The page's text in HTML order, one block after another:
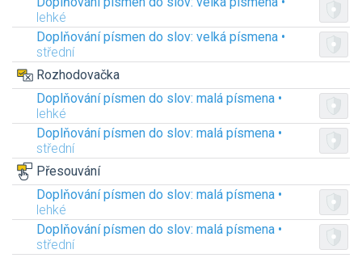
lehké
Doplňování písmen do slov: velká písmena •
střední
Rozhodovačka
Doplňování písmen do slov: malá písmena •
lehké
Doplňování písmen do slov: malá písmena •
střední
Přesouvání
Doplňování písmen do slov: malá písmena •
lehké
Doplňování písmen do slov: malá písmena •
střední